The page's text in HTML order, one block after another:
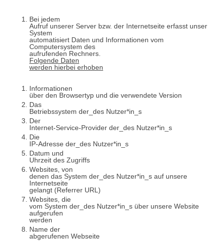
Bei jedem
Aufruf unserer Server bzw. der Internetseite erfasst unser
System
automatisiert Daten und Informationen vom
Computersystem des
aufrufenden Rechners.
Folgende Daten
werden hierbei erhoben
Informationen
über den Browsertyp und die verwendete Version
Das
Betriebssystem der_des Nutzer*in_s
Der
Internet-Service-Provider der_des Nutzer*in_s
Die
IP-Adresse der_des Nutzer*in_s
Datum und
Uhrzeit des Zugriffs
Websites, von
denen das System der_des Nutzer*in_s auf unsere
Internetseite
gelangt (Referrer URL)
Websites, die
vom System der_des Nutzer*in_s über unsere Website
aufgerufen
werden
Name der
abgerufenen Webseite